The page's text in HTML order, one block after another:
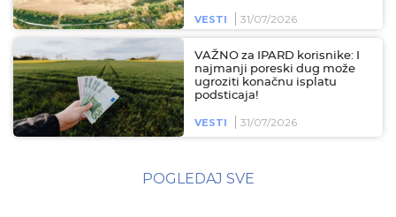
VESTI 31/07/2026
VAŽNO za IPARD korisnike: I
najmanji poreski dug može
ugroziti konačnu isplatu
podsticaja!
VESTI 31/07/2026
POGLEDAJ SVE